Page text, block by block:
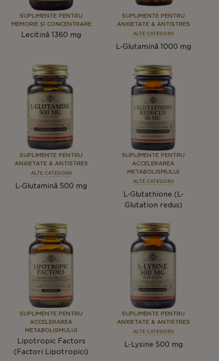
SUPLIMENTE PENTRU
MEMORIE ȘI CONCENTRARE
Lecitină 1360 mg
SUPLIMENTE PENTRU
ANXIETATE & ANTISTRES
ALTE CATEGORII
L-Glutamină 1000 mg
SUPLIMENTE PENTRU
ANXIETATE & ANTISTRES
ALTE CATEGORII
L-Glutamină 500 mg
SUPLIMENTE PENTRU
ACCELERAREA
METABOLISMULUI
ALTE CATEGORII
L-Glutathione (L-
Glutation redus)
SUPLIMENTE PENTRU
ACCELERAREA
METABOLISMULUI
Lipotropic Factors
(Factori Lipotropici)
SUPLIMENTE PENTRU
ANXIETATE & ANTISTRES
ALTE CATEGORII
L-Lysine 500 mg